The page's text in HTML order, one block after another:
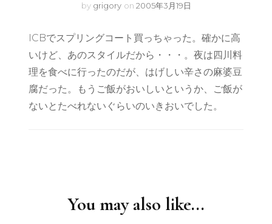
by grigory on 2005年3月19日
ICBでスプリングコート買っちゃった。確かに高
いけど、あのスタイルだから・・・。夜は四川料
理を食べに行ったのだが、はげしい辛さの麻婆豆
腐だった。もうご飯がおいしいというか、ご飯が
ないとたべれないぐらいのいきおいでした。
You may also like...